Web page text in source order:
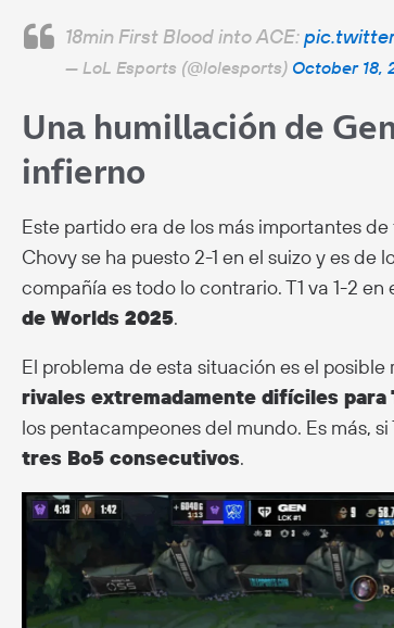
18min First Blood into ACE:
— LoL Esports (@lolesports) October 18,
Una humillación de
infierno
Este partido era de los más importantes
Chovy se ha puesto 2-1 en el suizo y es de
compañía es todo lo contrario. T1 va 1-2 en
de Worlds 2025.
El problema de esta situación es el
rivales extremadamente difíciles para
los pentacampeones del mundo. Es más,
tres Bo5 consecutivos.